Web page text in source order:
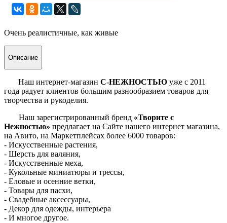
Очень реалистичные, как живые
Описание
Наш интернет-магазинС-НЕЖНОСТЬЮ уже с 2011
года радует клиентов большим разнообразием товаров для
творчества и рукоделия.
Наш зарегистрированный бренд «Творите с
Нежностью» предлагает на Сайте нашего интернет магазина,
на Авито, на Маркетплейсах более 6000 товаров:
- Искусственные растения,
- Шерсть для валяния,
- Искусственные меха,
- Кукольные миниатюры и трессы,
- Еловые и осенние ветки,
- Товары для пасхи,
- Свадебные аксессуары,
- Декор для одежды, интерьера
- И многое другое.